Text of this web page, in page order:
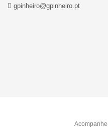
gpinheiro@gpinheiro.pt